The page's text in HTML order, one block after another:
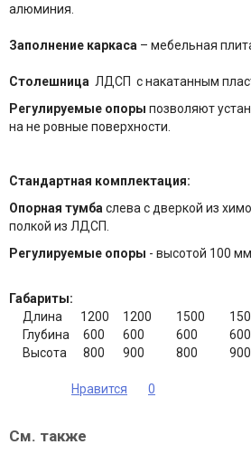
алюминия.
Заполнение каркаса – мебельная
Столешница ЛДСП с накатанным
Регулируемые опоры позволяют
на не ровные поверхности.
Стандартная комплектация:
Опорная тумбаслева с дверкой из
полкой из ЛДСП.
Регулируемые опоры - высотой 100 мм
Габариты:
Длина
1200 1200 1500
Глубина
600 600 600
Высота
800 900 800
Нравится 0
См. также